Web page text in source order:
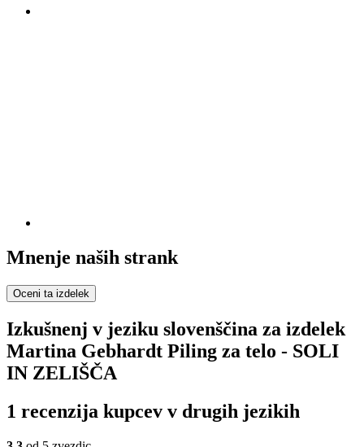
Mnenje naših strank
Oceni ta izdelek
Izkušnenj v jeziku slovenščina za izdelek
Martina Gebhardt Piling za telo - SOLI
IN ZELIŠČA
1 recenzija kupcev v drugih jezikih